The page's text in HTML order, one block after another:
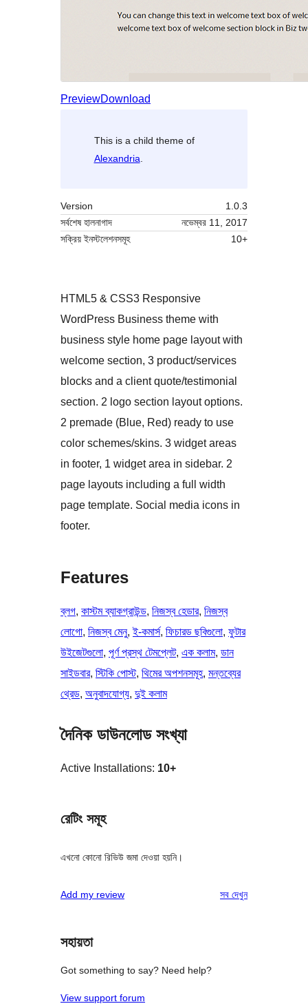
PreviewDownload
This is a child theme of
Alexandria
Version
1.0.3
সর্বশেষ হালনাগাদ
নভেম্বর 11, 2017
সক্রিয় ইনস্টলেশনসমূহ
10+
HTML5 & CSS3 Responsive
WordPress Business theme with
business style home page layout with
welcome section, 3 product/services
blocks and a client quote/testimonial
section. 2 logo section layout options.
2 premade (Blue, Red) ready to use
color schemes/skins. 3 widget areas
in footer, 1 widget area in sidebar. 2
page layouts including a full width
page template. Social media icons in
footer.
Features
ব্লগ, কাস্টম ব্যাকগ্রাউন্ড, নিজস্ব হেডার, নিজস্ব
লোগো, নিজস্ব মেনু, ই-কমার্স, ফিচারড ছবিগুলো, ফুটার
উইজেটগুলো, পূর্ণ প্রস্থ টেমপ্লেট, এক কলাম, ডান
সাইডবার, স্টিকি পোস্ট, থিমের অপশনসমূহ, মন্তব্যের
থ্রেড, অনুবাদযোগ্য, দুই কলাম
দৈনিক ডাউনলোড সংখ্যা
Active Installations: 10+
রেটিং সমূহ
এখনো কোনো রিভিউ জমা দেওয়া হয়নি।
Add my review সবরিভিউ
দেখুন
সহায়তা
Got something to say? Need help?
View support forum